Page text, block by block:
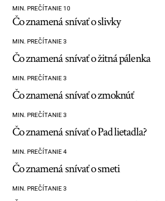
MIN. PREČÍTANIE 10
Čo znamená snívať o slivky
MIN. PREČÍTANIE 3
Čo znamená snívať o žitná pálenka
MIN. PREČÍTANIE 3
Čo znamená snívať o zmoknúť
MIN. PREČÍTANIE 3
Čo znamená snívať o Pad lietadla?
MIN. PREČÍTANIE 4
Čo znamená snívať o smeti
MIN. PREČÍTANIE 3